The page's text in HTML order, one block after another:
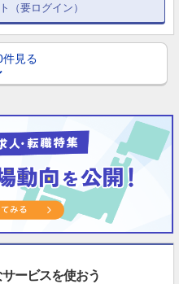
（要ログイン）
件見る
ービスを使おう